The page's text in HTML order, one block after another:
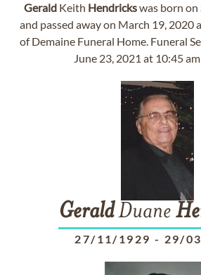
Gerald Keith Hendrickswas born on
and passed away on March 19, 2020
of Demaine Funeral Home. Funeral
June 23, 2021 at 10:45
GeraldDuane
27/11/1929 - 29/